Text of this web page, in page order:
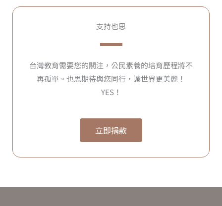
支持也思
台灣教育需要您的關注，公民素養的培育歷程將不
再孤單。也思期待與您同行，讓世界更美麗！
YES！
立即捐款